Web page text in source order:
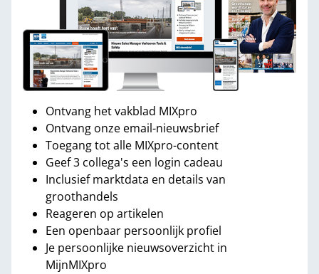
Ontvang het vakblad MIXpro
Ontvang onze email-nieuwsbrief
Toegang tot alle MIXpro-content
Geef 3 collega's een login cadeau
Inclusief marktdata en details van
groothandels
Reageren op artikelen
Een openbaar persoonlijk profiel
Je persoonlijke nieuwsoverzicht in
MijnMIXpro